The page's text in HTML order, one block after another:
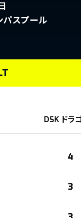
パスプール
DSK ドラ
4
3